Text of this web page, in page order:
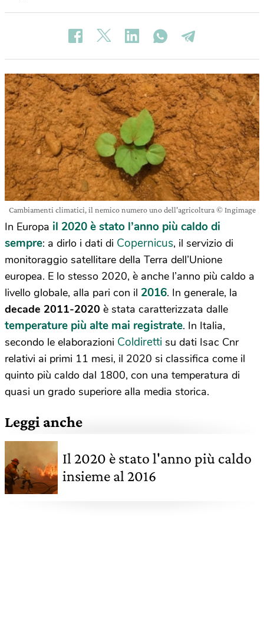
Cambiamenti climatici, il nemico numero uno dell'agricoltura © Ingimage
In Europa il 2020 è stato l’anno più caldo di
sempre: a dirlo i dati di Copernicus, il servizio di
monitoraggio satellitare della Terra dell’Unione
europea. E lo stesso 2020, è anche l’anno più caldo a
livello globale, alla pari con il 2016. In generale, la
decade 2011-2020 è stata caratterizzata dalle
temperature più alte mai registrate. In Italia,
secondo le elaborazioni Coldiretti su dati Isac Cnr
relativi ai primi 11 mesi, il 2020 si classifica come il
quinto più caldo dal 1800, con una temperatura di
quasi un grado superiore alla media storica.
Leggi anche
Il 2020 è stato l'anno più caldo
insieme al 2016